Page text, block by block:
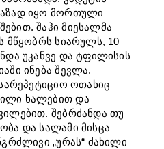
იყო მორთული
შაჰი მიესალმა
მწყობრს სიარულს, 10
უკანვე და ტფილისის
ინება შევლა.
ოთახიც
ხალებით და
შებრძანდა თუ
და სალამი მისცა
„ურას“ ძახილი